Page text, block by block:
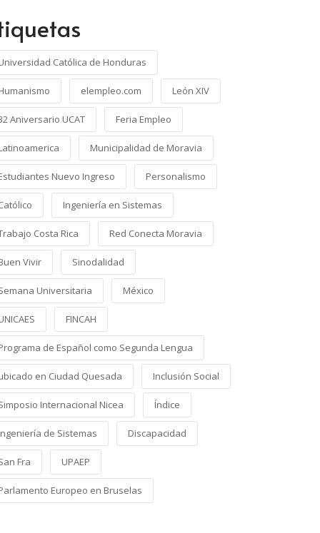
Católica de Honduras
elempleo.com León XIV
Aniversario UCAT Feria Empleo
Municipalidad de Moravia
Nuevo Ingreso Personalismo
Ingeniería en Sistemas
Costa Rica Red Conecta Moravia
Vivir Sinodalidad
Universitaria México
FINCAH
de Español como Segunda Lengua
en Ciudad Quesada Inclusión Social
Internacional Nicea Índice
de Sistemas Discapacidad
Fra UPAEP
Europeo en Bruselas